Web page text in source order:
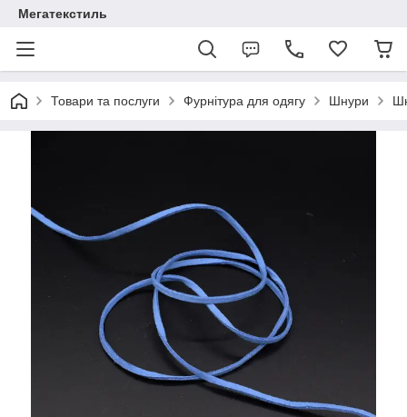
Мегатекстиль
Товари та послуги Фурнітура для одягу Шнури